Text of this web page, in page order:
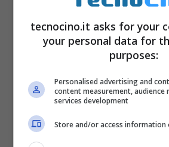
tra il dispositivo e lo
smartphone e l’interfaccia
quindi siamo allo stesso
avanzati. Non siamo solo
essere sicuri.
tecnocino.it asks for your
your personal data for
purposes:
Personalised advertising and
content measurement, audience
services development
Store and/or access information